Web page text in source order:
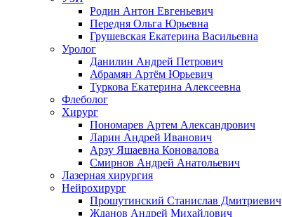
Родин Антон Евгеньевич
Передня Ольга Юрьевна
Грушевская Екатерина Васильевна
Уролог
Данилин Андрей Петрович
Абрамян Артём Юрьевич
Туркова Екатерина Алексеевна
Флеболог
Хирург
Пономарев Артем Александрович
Ларин Андрей Иванович
Арзу Яшаевна Коновалова
Смирнов Андрей Анатольевич
Лазерная хирургия
Нейрохирург
Прошутинский Станислав Дмитриевич
Жданов Андрей Михайлович